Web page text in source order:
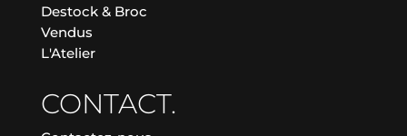
Destock & Broc
Vendus
L'Atelier
CONTACT.